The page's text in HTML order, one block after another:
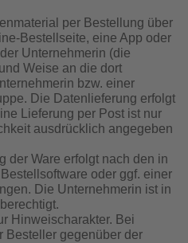
per PDF
per Bestellung über
Bestellseite, eine App oder
Unternehmerin (die
Weise an die dort
bzw. einer
Die Datenlieferung erfolgt
Lieferung per Post ist nur
ausdrücklich angegeben
der Ware erfolgt nach den in
oder ggf. einer
Die Unternehmerin ist in
Hinweischarakter. Bei
Besteller gegenüber der